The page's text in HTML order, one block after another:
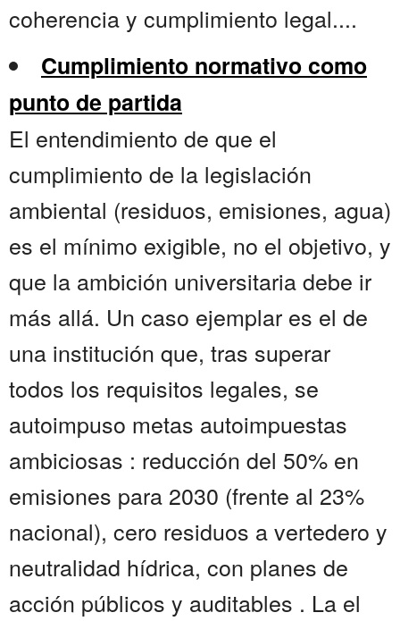
coherencia y cumplimiento legal....
Cumplimiento normativo como
punto de partida
El entendimiento de que el
cumplimiento de la legislación
ambiental (residuos, emisiones, agua)
es el mínimo exigible, no el objetivo, y
que la ambición universitaria debe ir
más allá. Un caso ejemplar es el de
una institución que, tras superar
todos los requisitos legales, se
autoimpuso metas autoimpuestas
ambiciosas : reducción del 50% en
emisiones para 2030 (frente al 23%
nacional), cero residuos a vertedero y
neutralidad hídrica, con planes de
acción públicos y auditables . La el